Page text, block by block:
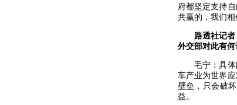
府都坚定支持
共赢的，我们相
路透社记
外交部对此有何
毛宁：具
车产业为世界
壁垒，只会破
益。